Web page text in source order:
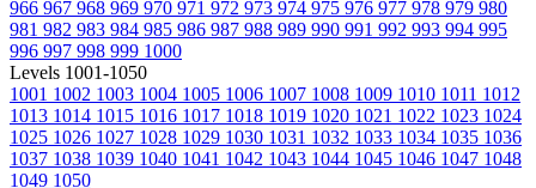
966 967 968 969 970 971 972 973 974 975 976 977 978 979 980
981 982 983 984 985 986 987 988 989 990 991 992 993 994 995
996 997 998 999 1000
Levels 1001-1050
1001 1002 1003 1004 1005 1006 1007 1008 1009 1010 1011 1012
1013 1014 1015 1016 1017 1018 1019 1020 1021 1022 1023 1024
1025 1026 1027 1028 1029 1030 1031 1032 1033 1034 1035 1036
1037 1038 1039 1040 1041 1042 1043 1044 1045 1046 1047 1048
1049 1050